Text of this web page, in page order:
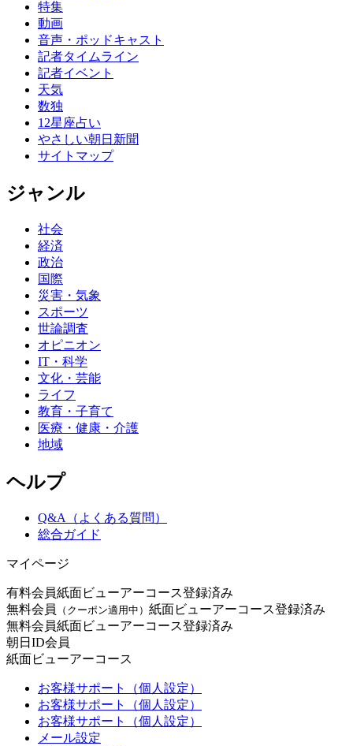
特集
動画
音声・ポッドキャスト
記者タイムライン
記者イベント
天気
数独
12星座占い
やさしい朝日新聞
サイトマップ
ジャンル
社会
経済
政治
国際
災害・気象
スポーツ
世論調査
オピニオン
IT・科学
文化・芸能
ライフ
教育・子育て
医療・健康・介護
地域
ヘルプ
Q&A（よくある質問）
総合ガイド
マイページ
有料会員紙面ビューアーコース登録済み
無料会員
（クーポン適用中） 紙面ビューアーコース登録済み
無料会員紙面ビューアーコース登録済み
朝日ID会員
紙面ビューアーコース
お客様サポート（個人設定）
お客様サポート（個人設定）
お客様サポート（個人設定）
メール設定